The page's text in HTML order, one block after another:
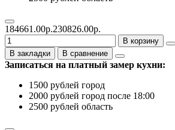
184661.00р.230826.00р.
В корзину
В закладки
В сравнение
Записаться на платный замер кухни:
1500 рублей город
2000 рублей город после 18:00
2500 рублей область